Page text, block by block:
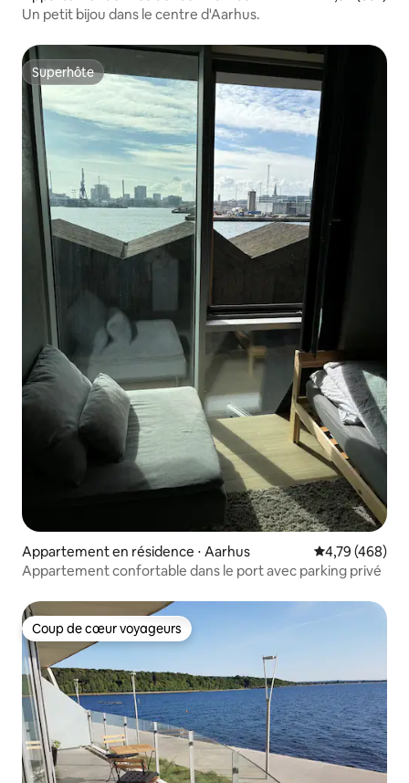
Un petit bijou dans le centre d'Aarhus.
Superhôte
Superhôte
Appartement en résidence ⋅ Aarhus Évaluation
4,79 (468)
Appartement confortable dans le port avec parking privé
Coup de cœur voyageurs
Coup de cœur voyageurs